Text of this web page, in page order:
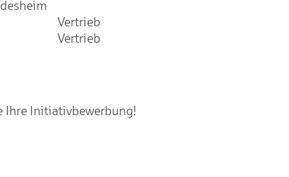
Vertrieb
Vertrieb
Ihre Initiativbewerbung!